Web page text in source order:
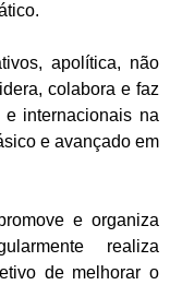
apolítica, não
colabora e faz
internacionais na
e avançado em
e organiza
realiza
de melhorar o